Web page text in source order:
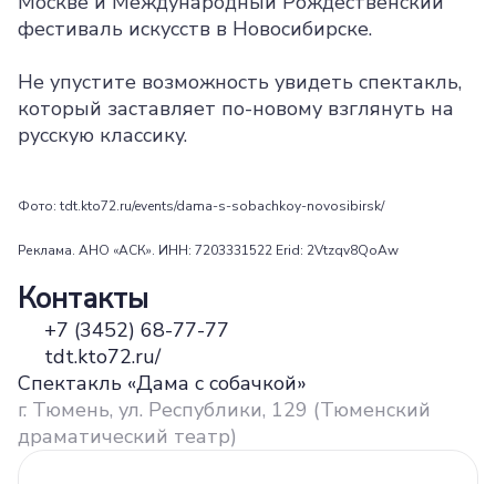
фестиваль искусств в Новосибирске.
Не упустите возможность увидеть спектакль,
который заставляет по-новому взглянуть на
русскую классику.
Фото: tdt.kto72.ru/events/dama-s-sobachkoy-novosibirsk/
Реклама. АНО «АСК». ИНН: 7203331522 Erid: 2Vtzqv8QoAw
Контакты
+7 (3452) 68-77-77
tdt.kto72.ru/
Спектакль «Дама с собачкой»
г. Тюмень, ул. Республики, 129 (Тюменский
драматический театр)